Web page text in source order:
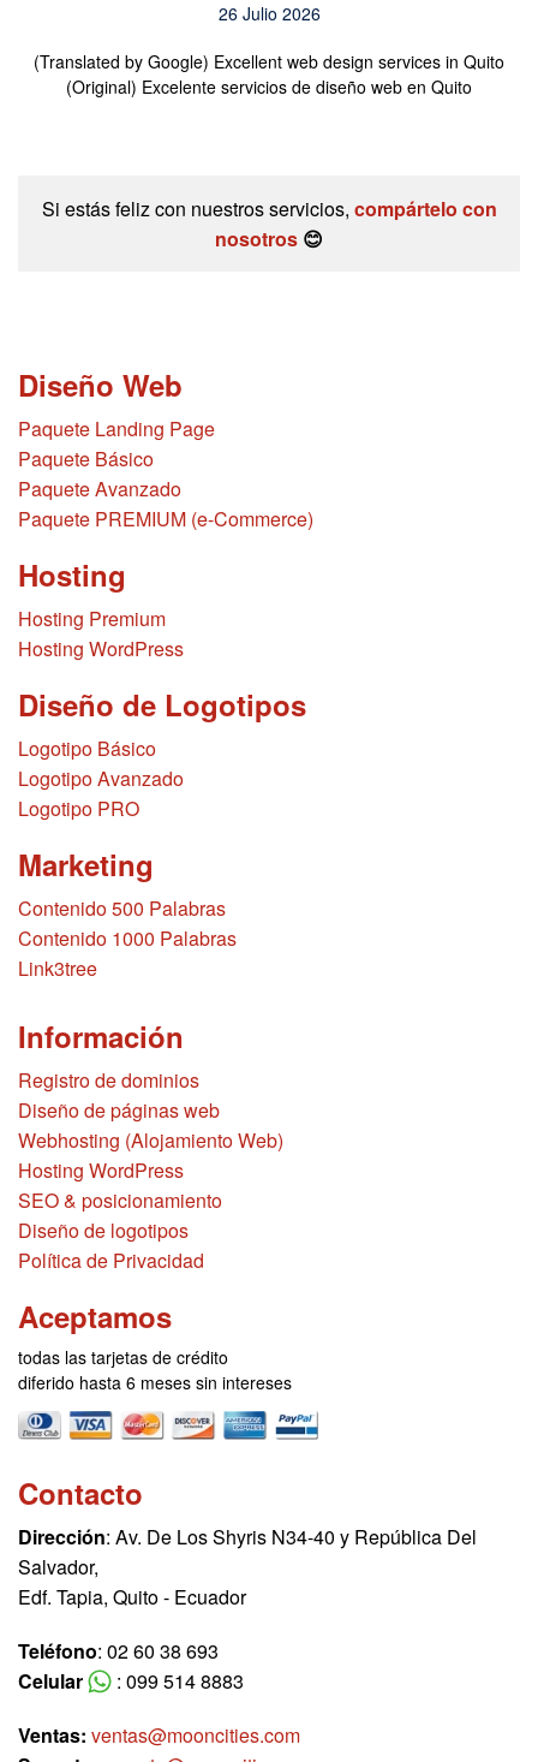
26 Julio 2026
(Translated by Google) Excellent web design services in Quito
(Original) Excelente servicios de diseño web en Quito
Si estás feliz con nuestros servicios, compártelo con
nosotros 😊
Diseño Web
Paquete Landing Page
Paquete Básico
Paquete Avanzado
Paquete PREMIUM (e-Commerce)
Hosting
Hosting Premium
Hosting WordPress
Diseño de Logotipos
Logotipo Básico
Logotipo Avanzado
Logotipo PRO
Marketing
Contenido 500 Palabras
Contenido 1000 Palabras
Link3tree
Información
Registro de dominios
Diseño de páginas web
Webhosting (Alojamiento Web)
Hosting WordPress
SEO & posicionamiento
Diseño de logotipos
Política de Privacidad
Aceptamos
todas las tarjetas de crédito
diferido hasta 6 meses sin intereses
Contacto
Dirección: Av. De Los Shyris N34-40 y República Del
Salvador,
Edf. Tapia, Quito - Ecuador
Teléfono: 02 60 38 693
Celular
: 099 514 8883
Ventas: ventas@mooncities.com